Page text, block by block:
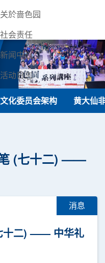
关於啬色园
社会责任
新闻中心
活动日志
联络我们
文化委员会架构 黄大仙
(七十二) ——
消息
十二) —— 中华礼